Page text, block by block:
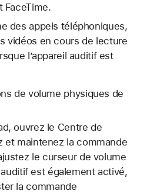
FaceTime.
des appels téléphoniques,
vidéos en cours de lecture
l’appareil auditif est
de volume physiques de
ouvrez le Centre de
et maintenez la commande
le curseur de volume
auditif est également activé,
la commande